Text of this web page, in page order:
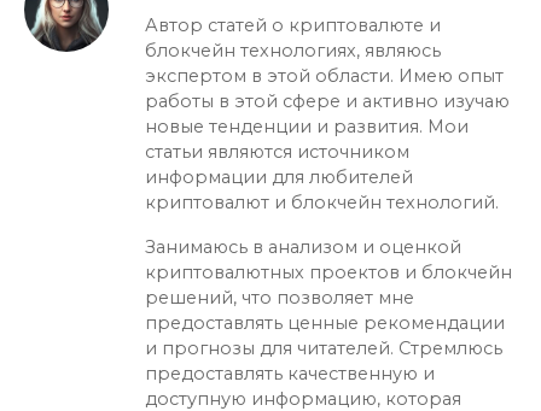
Автор статей о криптовалюте и
блокчейн технологиях, являюсь
экспертом в этой области. Имею опыт
работы в этой сфере и активно изучаю
новые тенденции и развития. Мои
статьи являются источником
информации для любителей
криптовалют и блокчейн технологий.
Занимаюсь в анализом и оценкой
криптовалютных проектов и блокчейн
решений, что позволяет мне
предоставлять ценные рекомендации
и прогнозы для читателей. Стремлюсь
предоставлять качественную и
доступную информацию, которая